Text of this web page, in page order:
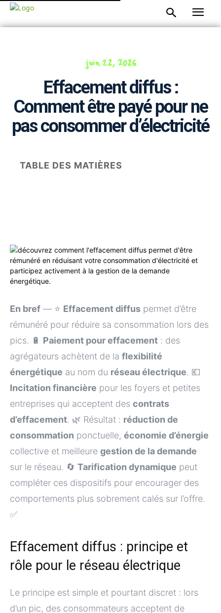
juin 22, 2026
Effacement diffus :
Comment être payé pour ne
pas consommer d’électricité
En bref — ⭐️ Effacement diffus permet d’être
rémunéré pour réduire sa consommation lors des
pics. 🔋 Paiement pour effacement : des
agrégateurs achètent de la flexibilité
énergétique au nom du réseau électrique. 💶
Incitation financière pour les foyers et petites
entreprises qui acceptent des contrats
d’effacement. 🌿 Résultat : réduction de
consommation ponctuelle, économie d’énergie
collective et meilleure gestion de la demande
sur le réseau. 🔄 Tarification dynamique peut
compléter ces dispositifs pour encourager des
comportements plus sobrement calés sur l’offre.
✅
Effacement diffus : principe et
rôle pour le réseau électrique
Le principe est simple et pourtant discret : lors
d’un pic, des consommateurs acceptent de
TABLE DES MATIÈRES